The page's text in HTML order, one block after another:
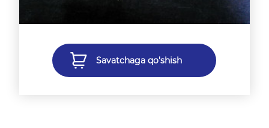
Savatchaga qo'shish